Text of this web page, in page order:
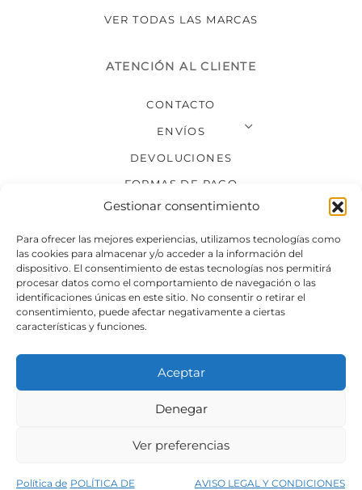
Gestionar consentimiento
Para ofrecer las mejores experiencias, utilizamos tecnologías como
las cookies para almacenar y/o acceder a la información del
dispositivo. El consentimiento de estas tecnologías nos permitirá
procesar datos como el comportamiento de navegación o las
identificaciones únicas en este sitio. No consentir o retirar el
consentimiento, puede afectar negativamente a ciertas
características y funciones.
Aceptar
Denegar
Ver preferencias
Política de POLÍTICA DE AVISO LEGAL Y CONDICIONES
VER TODAS LAS MARCAS
ATENCIÓN AL CLIENTE
CONTACTO
ENVÍOS
DEVOLUCIONES
FORMAS DE PAGO
SÍGUENOS
Condiciones generales de venta
Política de privacidad del sitio web